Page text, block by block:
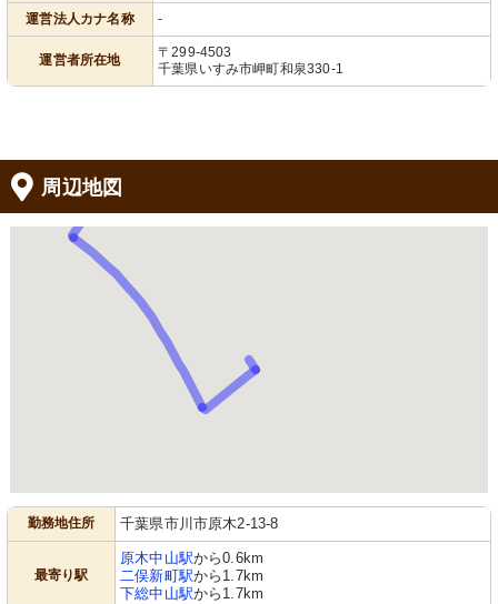
運営法人カナ名称 -
運営者所在地
〒299-4503
千葉県いすみ市岬町和泉330-1
周辺地図
勤務地住所 千葉県市川市原木2-13-8
最寄り駅
原木中山駅から0.6km
二俣新町駅から1.7km
下総中山駅から1.7km